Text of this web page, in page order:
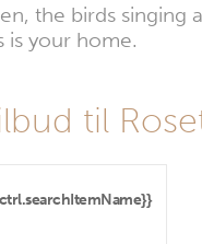
the birds singing
is your home.
til